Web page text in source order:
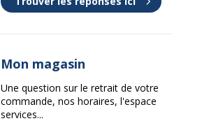
Mon magasin
Une question sur le retrait de votre
commande, nos horaires, l'espace
services...